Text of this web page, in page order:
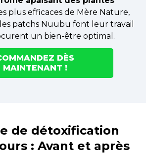
plus efficaces de Mère Nature,
patchs Nuubu font leur travail
un bien-être optimal.
DÈS
MAINTENANT !
de détoxification
: Avant et après